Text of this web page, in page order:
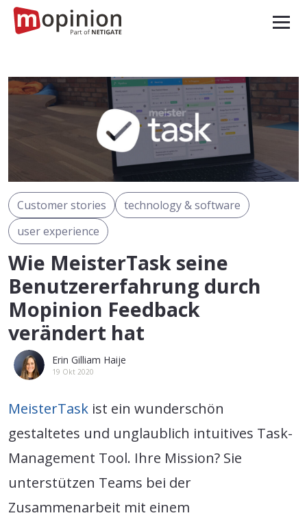
Customer stories
technology & software
user experience
Wie MeisterTask seine
Benutzererfahrung durch
Mopinion Feedback
verändert hat
Erin Gilliam Haije
19 Okt 2020
MeisterTask ist ein wunderschön
gestaltetes und unglaublich intuitives Task-
Management Tool. Ihre Mission? Sie
unterstützen Teams bei der
Zusammenarbeit mit einem